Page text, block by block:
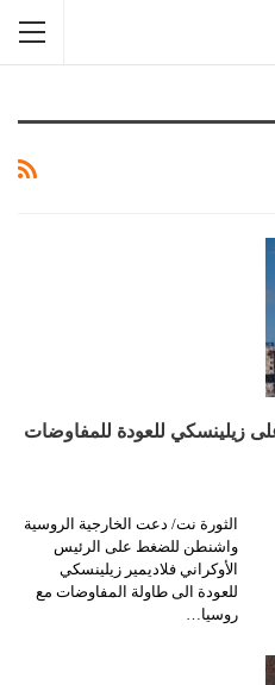
زيلينسكي للعودة للمفاوضات
الثورة نت/ دعت الخارجية الروسية
واشنطن للضغط على الرئيس
الأوكراني فلاديمير زيلينسكي
للعودة الى طاولة المفاوضات مع
روسيا…